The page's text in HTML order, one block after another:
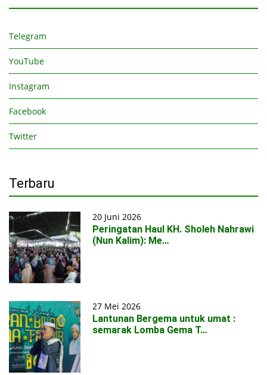
Telegram
YouTube
Instagram
Facebook
Twitter
Terbaru
20 Juni 2026
Peringatan Haul KH. Sholeh Nahrawi
(Nun Kalim): Me…
27 Mei 2026
Lantunan Bergema untuk umat :
semarak Lomba Gema T…